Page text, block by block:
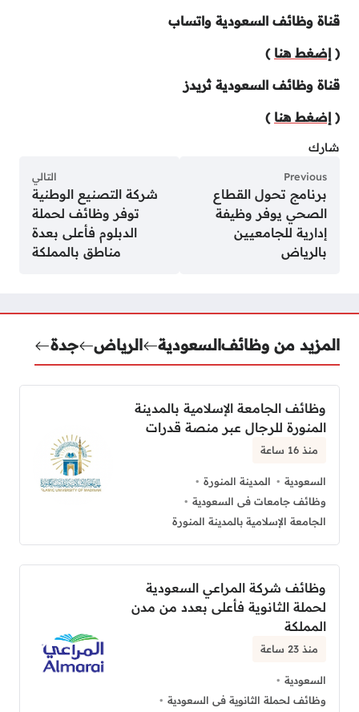
قناة وظائف السعودية واتساب
( إضغط هنا )
قناة وظائف السعودية ثريدز
( إضغط هنا )
شارك
Previous
برنامج تحول القطاع
الصحي يوفر وظيفة
إدارية للجامعيين
بالرياض
التالي
شركة التصنيع الوطنية
توفر وظائف لحملة
الدبلوم فأعلى بعدة
مناطق بالمملكة
المزيد من وظائفالسعودية الرياض جدة
وظائف الجامعة الإسلامية بالمدينة
المنورة للرجال عبر منصة قدرات
منذ 16 ساعة
السعودية
المدينة المنورة
وظائف جامعات فى السعودية
الجامعة الإسلامية بالمدينة المنورة
وظائف شركة المراعي السعودية
لحملة الثانوية فأعلى بعدد من مدن
المملكة
منذ 23 ساعة
السعودية
وظائف لحملة الثانوية فى السعودية